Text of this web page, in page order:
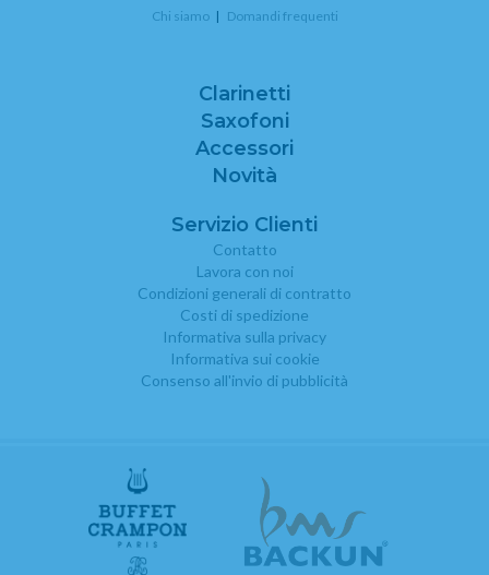
Chi siamo Domandi frequenti
Clarinetti
Saxofoni
Accessori
Novità
Servizio Clienti
Contatto
Lavora con noi
Condizioni generali di contratto
Costi di spedizione
Informativa sulla privacy
Informativa sui cookie
Consenso all'invio di pubblicità